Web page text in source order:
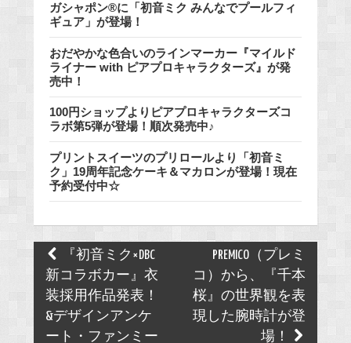
ガシャポン®に「初音ミク みんなでプールフィ
ギュア」が登場！
おだやかな色合いのラインマーカー『マイルド
ライナー with ピアプロキャラクターズ』が発
売中！
100円ショップよりピアプロキャラクターズコ
ラボ第5弾が登場！順次発売中♪
プリントスイーツのプリロールより「初音ミ
ク」19周年記念ケーキ＆マカロンが登場！現在
予約受付中☆
Post
navigation
『初音ミク×DBC
新コラボカー』衣
装採用作品発表！
&デザインアンケ
ート・ファンミー
PREMICO（プレミ
コ）から、『千本
桜』の世界観を表
現した腕時計が登
場！